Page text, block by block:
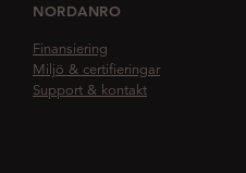
NORDANRO
Finansiering
Miljö & certifieringar
Support & kontakt